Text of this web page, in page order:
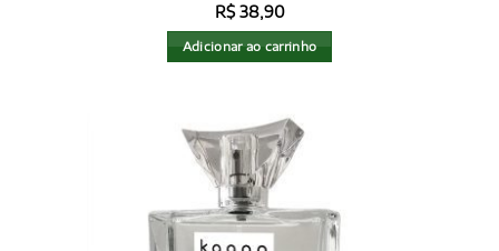
Avaliação5
de 5
R$38,90
Adicionar ao carrinho